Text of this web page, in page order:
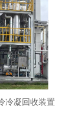
冷凝回收装置